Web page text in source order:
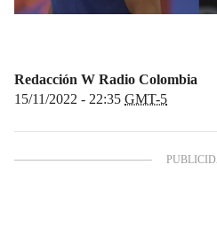
Redacción W Radio Colombia
15/11/2022 - 22:35 GMT-5